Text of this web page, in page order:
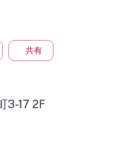
共有
3-17 2F